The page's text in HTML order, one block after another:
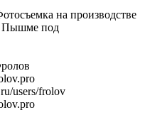
на производстве
Пышме под
users/frolov